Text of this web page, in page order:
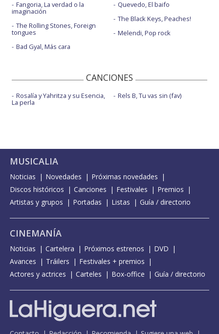
Fangoria, La verdad o la
imaginación
The Rolling Stones, Foreign
tongues
Bad Gyal, Más cara
Quevedo, El baifo
The Black Keys, Peaches!
Melendi, Pop rock
CANCIONES
Rosalía y Yahritza y su Esencia,
La perla
Rels B, Tu vas sin (fav)
MUSICALIA
Noticias Novedades
Próximas novedades
Discos históricos
Canciones Festivales
Premios
Artistas y grupos
Portadas Listas Guía / directorio
CINEMANÍA
Noticias Cartelera Próximos estrenos
DVD
Avances
Tráilers
Festivales + premios
Actores y actrices
Carteles Box-office Guía / directorio